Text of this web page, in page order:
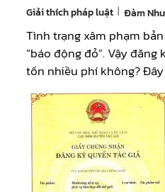
Giải thích pháp luật | Đàm
Tình trạng xâm phạm
“báo động đỏ”. Vậy
tốn nhiều phí không?